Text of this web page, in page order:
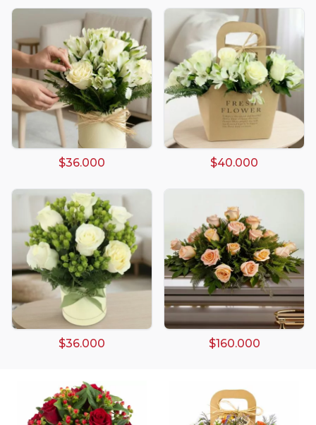
$36.000 $40.000
$36.000 $160.000
Arreglos damasco
Arreglos de Globos
Arreglos Florales
Arreglos florales amarillos
Arreglos florales de color rojo
Arreglos Florales en Florero